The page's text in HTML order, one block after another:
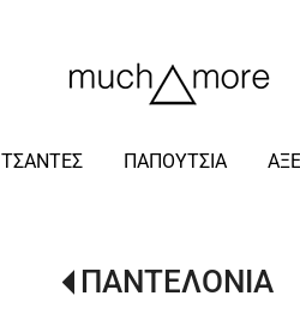
ΤΣΑΝΤΕΣ ΠΑΠΟΥΤΣΙΑ
ΠΑΝΤΕΛΟΝΙΑ